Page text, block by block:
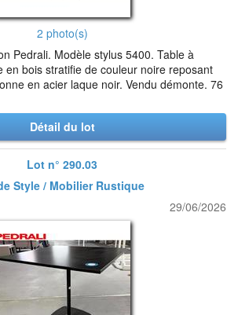
2 photo(s)
Pedrali. Modèle stylus 5400. Table à
en bois stratifie de couleur noire reposant
en acier laque noir. Vendu démonte. 76
Détail du lot
Lot n° 290.03
Style / Mobilier Rustique
29/06/2026